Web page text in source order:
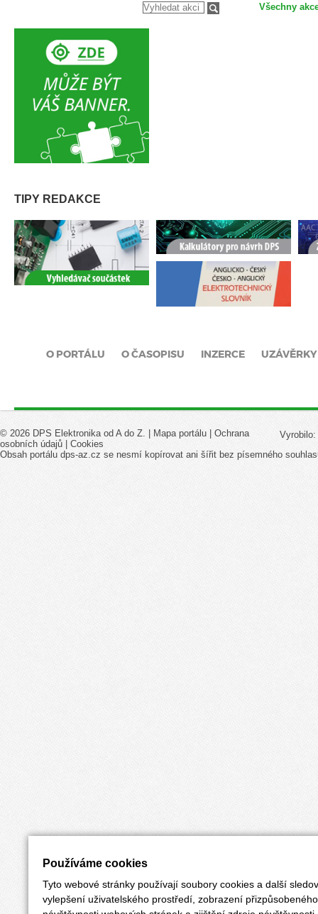
Všechny
TIPY REDAKCE
O PORTÁLU O ČASOPISU INZERCE UZÁVĚRKY
Vyrobilo:
© 2026 DPS Elektronika od A do Z. | Mapa portálu
Ochrana
osobních údajů
Cookies
Obsah portálu dps-az.cz se nesmí kopírovat ani šířit bez písemného
Používáme cookies
Tyto webové stránky používají soubory cookies a další
vylepšení uživatelského prostředí, zobrazení